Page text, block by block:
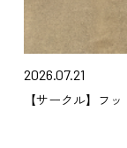
2026.07.21
【サークル】フ